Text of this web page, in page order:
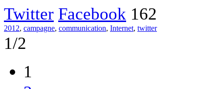
Twitter Facebook 162
2012, campagne, communication, Internet, twitter
1/2
1